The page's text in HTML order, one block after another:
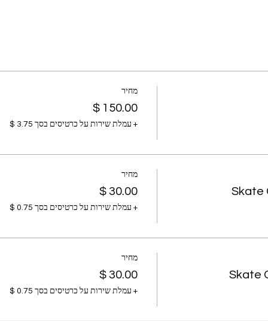
מחיר
+ עמלת שירות על כרטיסים בסך ‏3.75 ‏$
Skate
מחיר
+ עמלת שירות על כרטיסים בסך ‏0.75 ‏$
Skate
מחיר
+ עמלת שירות על כרטיסים בסך ‏0.75 ‏$